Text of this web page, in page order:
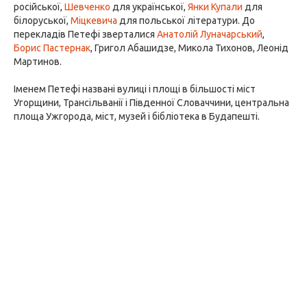
російської, Шевченко для української, Янки Купали для
білоруської, Міцкевича для польської літератури. До
перекладів Петефі зверталися Анатолій Луначарський,
Борис Пастернак, Григол Абашидзе, Микола Тихонов, Леонід
Мартинов.
Іменем Петефі названі вулиці і площі в більшості міст
Угорщини, Трансільванії і Південної Словаччини, центральна
площа Ужгорода, міст, музей і бібліотека в Будапешті.